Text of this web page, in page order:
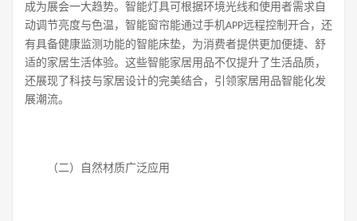
成为展会一大趋势。智能灯具可根据环境光线和使用者需求自
动调节亮度与色温，智能窗帘能通过手机APP远程控制开合，还
有具备健康监测功能的智能床垫，为消费者提供更加便捷、舒
适的家居生活体验。这些智能家居用品不仅提升了生活品质，
还展现了科技与家居设计的完美结合，引领家居用品智能化发
展潮流。
（二）自然材质广泛应用